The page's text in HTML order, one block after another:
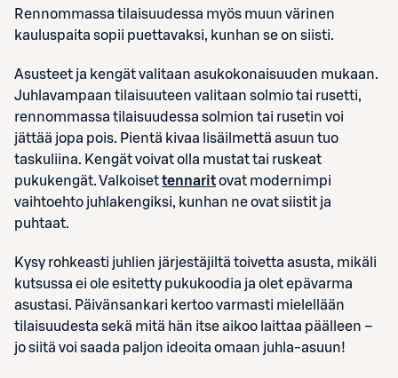
Rennommassa tilaisuudessa myös muun värinen
kauluspaita sopii puettavaksi, kunhan se on siisti.
Asusteet ja kengät valitaan asukokonaisuuden mukaan.
Juhlavampaan tilaisuuteen valitaan solmio tai rusetti,
rennommassa tilaisuudessa solmion tai rusetin voi
jättää jopa pois. Pientä kivaa lisäilmettä asuun tuo
taskuliina. Kengät voivat olla mustat tai ruskeat
pukukengät. Valkoisettennaritovat modernimpi
vaihtoehto juhlakengiksi, kunhan ne ovat siistit ja
puhtaat.
Kysy rohkeasti juhlien järjestäjiltä toivetta asusta, mikäli
kutsussa ei ole esitetty pukukoodia ja olet epävarma
asustasi. Päivänsankari kertoo varmasti mielellään
tilaisuudesta sekä mitä hän itse aikoo laittaa päälleen –
jo siitä voi saada paljon ideoita omaan juhla-asuun!